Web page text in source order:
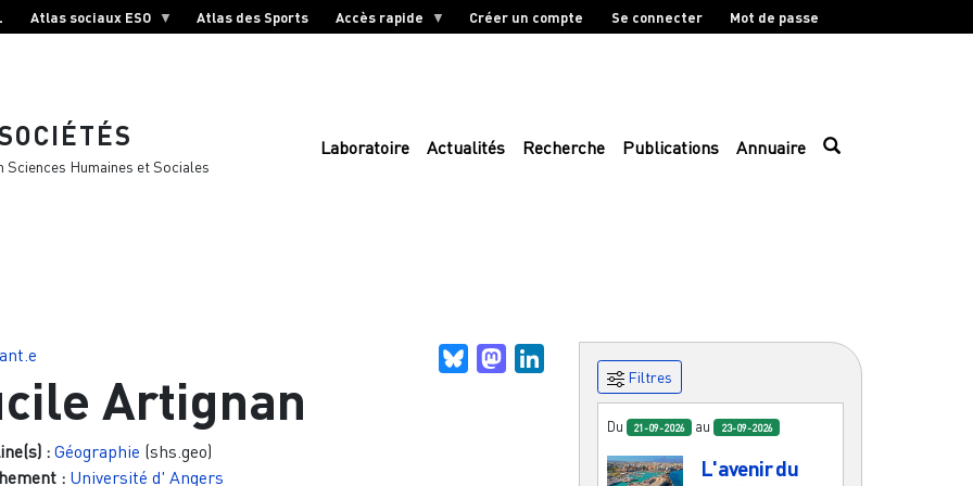
Atlas sociaux ESO Atlas des Sports Accès rapide Créer un compte Se connecter Mot de passe
Humaines et Sociales
Laboratoire Actualités Recherche Publications Annuaire
BlueskyMastodonLinkedIn
Artignan
: Géographie (shs.geo)
: Université d' Angers
Filtres
Du 21-09-2026 au 23-09-2026
L'avenir du